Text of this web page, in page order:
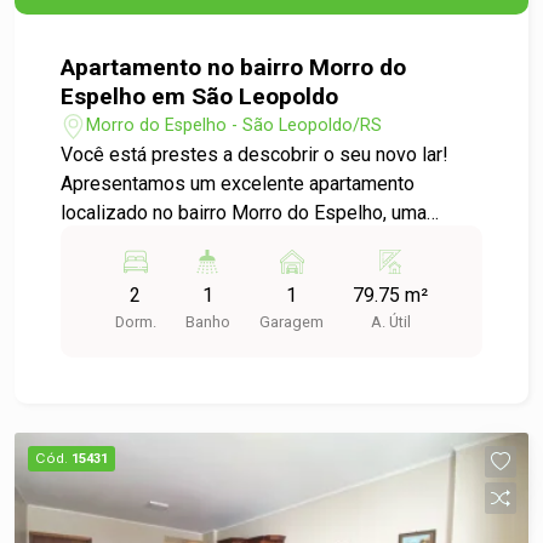
Apartamento no bairro Morro do
Espelho em São Leopoldo
Morro do Espelho - São Leopoldo/RS
Você está prestes a descobrir o seu novo lar!
Apresentamos um excelente apartamento
localizado no bairro Morro do Espelho, uma
Leopoldo. Características do Imóvel: - Tipo:
Apartamento Padrão - Dormitórios: 2 dormitórios
amplos, ideais para acomodar sua família com
espaço suficiente para você criar o ambiente que
sempre sonhou. Diferenciais: - Localização
privilegiada, com fácil acesso a transporte
público, comércio local, escolas e serviços
2
Dorm.
1
Banho
1
Garagem
79.75 m²
A. Útil
Cód. 15431